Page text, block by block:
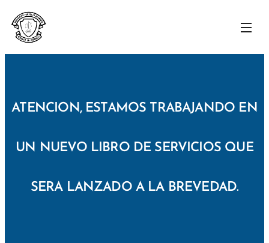
ATENCION, ESTAMOS TRABAJANDO EN
UN NUEVO LIBRO DE SERVICIOS QUE
SERA LANZADO A LA BREVEDAD.